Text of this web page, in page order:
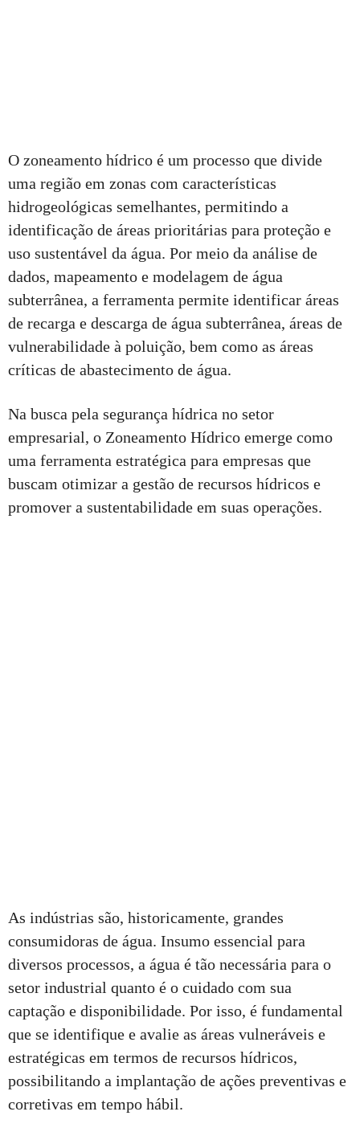
O zoneamento hídrico é um processo que divide
uma região em zonas com características
hidrogeológicas semelhantes, permitindo a
identificação de áreas prioritárias para proteção e
uso sustentável da água. Por meio da análise de
dados, mapeamento e modelagem de água
subterrânea, a ferramenta permite identificar áreas
de recarga e descarga de água subterrânea, áreas de
vulnerabilidade à poluição, bem como as áreas
críticas de abastecimento de água.
Na busca pela segurança hídrica no setor
empresarial, o Zoneamento Hídrico emerge como
uma ferramenta estratégica para empresas que
buscam otimizar a gestão de recursos hídricos e
promover a sustentabilidade em suas operações.
As indústrias são, historicamente, grandes
consumidoras de água. Insumo essencial para
diversos processos, a água é tão necessária para o
setor industrial quanto é o cuidado com sua
captação e disponibilidade. Por isso, é fundamental
que se identifique e avalie as áreas vulneráveis e
estratégicas em termos de recursos hídricos,
possibilitando a implantação de ações preventivas e
corretivas em tempo hábil.